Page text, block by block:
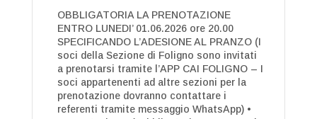
OBBLIGATORIA LA PRENOTAZIONE
ENTRO LUNEDI’ 01.06.2026 ore 20.00
SPECIFICANDO L’ADESIONE AL PRANZO (I
soci della Sezione di Foligno sono invitati
a prenotarsi tramite l’APP CAI FOLIGNO – I
soci appartenenti ad altre sezioni per la
prenotazione dovranno contattare i
referenti tramite messaggio WhatsApp) •